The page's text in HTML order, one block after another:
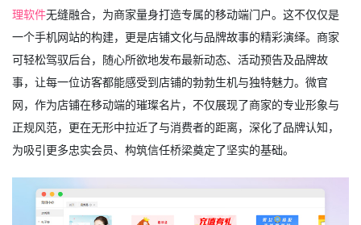
理软件无缝融合，为商家量身打造专属的移动端门户。这不仅仅是
一个手机网站的构建，更是店铺文化与品牌故事的精彩演绎。商家
可轻松驾驭后台，随心所欲地发布最新动态、活动预告及品牌故
事，让每一位访客都能感受到店铺的勃勃生机与独特魅力。微官
网，作为店铺在移动端的璀璨名片，不仅展现了商家的专业形象与
正规风范，更在无形中拉近了与消费者的距离，深化了品牌认知，
为吸引更多忠实会员、构筑信任桥梁奠定了坚实的基础。